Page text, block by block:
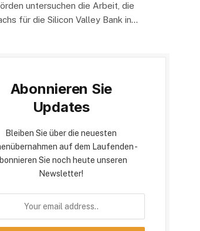
untersuchen die Arbeit, die
für die Silicon Valley Bank in…
Abonnieren Sie
Updates
Bleiben Sie über die neuesten
auf dem Laufenden -
Sie noch heute unseren
Newsletter!